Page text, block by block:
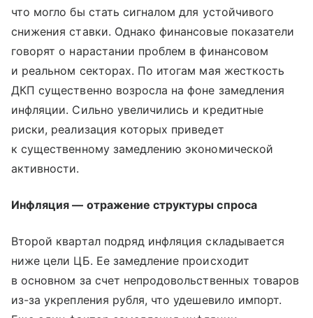
что могло бы стать сигналом для устойчивого
снижения ставки. Однако финансовые показатели
говорят о нарастании проблем в финансовом
и реальном секторах. По итогам мая жесткость
ДКП существенно возросла на фоне замедления
инфляции. Сильно увеличились и кредитные
риски, реализация которых приведет
к существенному замедлению экономической
активности.
Инфляция — отражение структуры спроса
Второй квартал подряд инфляция складывается
ниже цели ЦБ. Ее замедление происходит
в основном за счет непродовольственных товаров
из-за укрепления рубля, что удешевило импорт.